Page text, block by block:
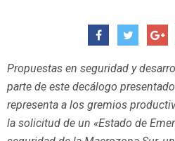
Propuestas en seguridad y
parte de este decálogo
representa a los gremios
la solicitud de un «Estado de